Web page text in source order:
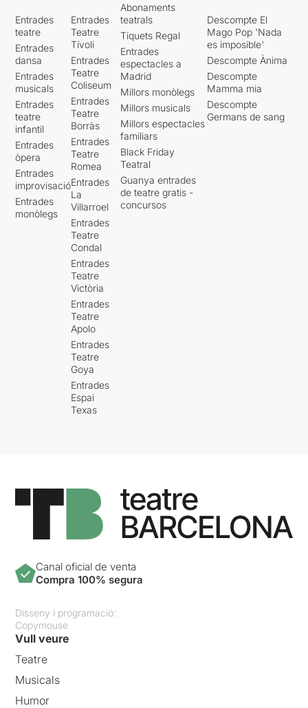
Entrades
teatre
Entrades
dansa
Entrades
musicals
Entrades
teatre
infantil
Entrades
òpera
Entrades
improvisació
Entrades
monòlegs
Entrades
Teatre
Tívoli
Entrades
Teatre
Coliseum
Entrades
Teatre
Borràs
Entrades
Teatre
Romea
Entrades
La
Villarroel
Entrades
Teatre
Condal
Entrades
Teatre
Victòria
Entrades
Teatre
Apolo
Entrades
Teatre
Goya
Entrades
Espai
Texas
Abonaments
teatrals
Tiquets Regal
Entrades
espectacles a
Madrid
Millors monòlegs
Millors musicals
Millors espectacles
familiars
Black Friday
Teatral
Guanya entrades
de teatre gratis -
concursos
Descompte El
Mago Pop 'Nada
es imposible'
Descompte Ànima
Descompte
Mamma mia
Descompte
Germans de sang
Canal oficial de venta
Compra 100% segura
Disseny i programació:
Copymouse
Vull veure
Teatre
Musicals
Humor